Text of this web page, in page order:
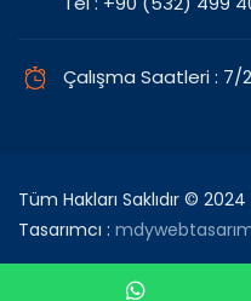
Çalışma Saatleri : 7/
Tüm Hakları Saklıdır © 2024
Tasarımcı :